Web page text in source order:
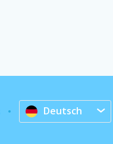
Deutsch